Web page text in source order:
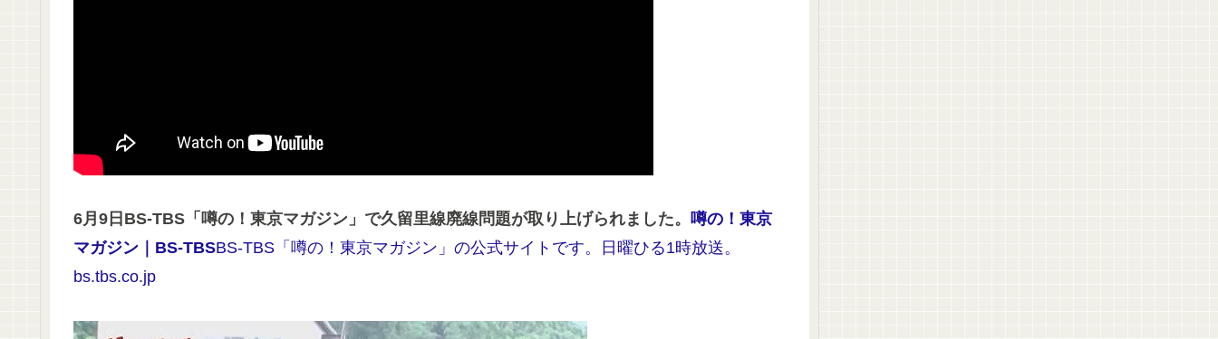
6月9日BS-TBS「噂の！東京マガジン」で久留里線廃線問題が取り上げられました。 噂の！東京
マガジン｜BS-TBSBS-TBS「噂の！東京マガジン」の公式サイトです。日曜ひる1時放送。
bs.tbs.co.jp